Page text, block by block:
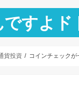
ですよド
貨投資 コインチェック